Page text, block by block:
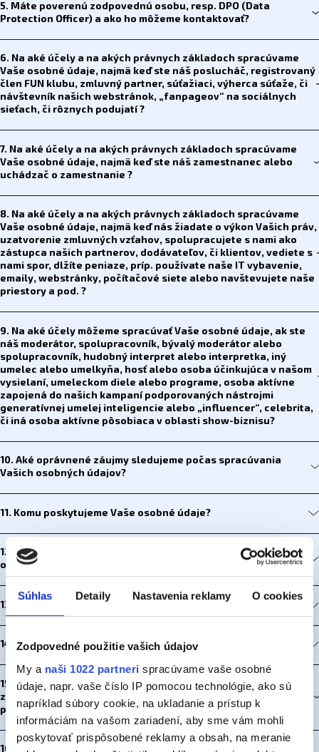
Súhlas Detaily Nastavenia reklamy O cookies
Zodpovedné použitie vašich údajov
My a naši 1022 partneri spracúvame vaše osobné
údaje, napr. vaše číslo IP pomocou technológie, ako sú
napríklad súbory cookie, na ukladanie a prístup k
informáciám na vašom zariadení, aby sme vám mohli
poskytovať prispôsobené reklamy a obsah, na meranie
5. Máte poverenú zodpovednú osobu, resp. DPO (Data
Protection Officer) a ako ho môžeme kontaktovať?
6. Na aké účely a na akých právnych základoch spracúvame
Vaše osobné údaje, najmä keď ste náš poslucháč, registrovaný
člen FUN klubu, zmluvný partner, súťažiaci, výherca súťaže, či
návštevník našich webstránok, „fanpageov“ na sociálnych
sieťach, či rôznych podujatí ?
7. Na aké účely a na akých právnych základoch spracúvame
Vaše osobné údaje, najmä keď ste náš zamestnanec alebo
uchádzač o zamestnanie ?
8. Na aké účely a na akých právnych základoch spracúvame
Vaše osobné údaje, najmä keď nás žiadate o výkon Vašich práv,
uzatvorenie zmluvných vzťahov, spolupracujete s nami ako
zástupca našich partnerov, dodávateľov, či klientov, vediete s
nami spor, dlžíte peniaze, príp. používate naše IT vybavenie,
emaily, webstránky, počítačové siete alebo navštevujete naše
priestory a pod. ?
9. Na aké účely môžeme spracúvať Vaše osobné údaje, ak ste
náš moderátor, spolupracovník, bývalý moderátor alebo
spolupracovník, hudobný interpret alebo interpretka, iný
umelec alebo umelkyňa, hosť alebo osoba účinkujúca v našom
vysielaní, umeleckom diele alebo programe, osoba aktívne
zapojená do našich kampaní podporovaných nástrojmi
generatívnej umelej inteligencie alebo „influencer“, celebrita,
či iná osoba aktívne pôsobiaca v oblasti show-biznisu?
10. Aké oprávnené záujmy sledujeme počas spracúvania
Vašich osobných údajov?
11. Komu poskytujeme Vaše osobné údaje?
12. Do ktorých tretích krajín (mimo EÚ) prenášame Vaše
osobné údaje?
13. Ako dlho uchovávame Vaše osobné údaje?
14. Z akých zdrojov o Vás získavame osobné údaje ?
15. Aké kategórie osobných údajov o Vás spracúvame a z akých
zdrojov ich získavame v prípade, ak nám ich neposkytujete
priamo vy ako dotknutá osoba?
16. Je poskytovanie Vašich osobných údajov v konkrétnych